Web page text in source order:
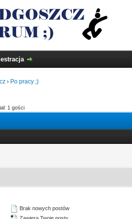
› Po pracy ;)
1 gości
ocena: 0 na 5 gwiazdek
Brak nowych postów